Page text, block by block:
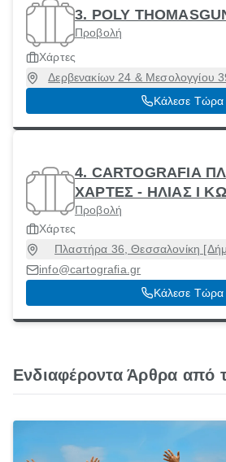
3. POLY
Προβολή
Χάρτες
Δερβενακίων 24 & Μεσολογγίου
Αττική
Κάλεσε Τώρα
4. CARTOGRAFIA
ΧΑΡΤΕΣ - ΗΛΙΑΣ Ι
Προβολή
Χάρτες
Πλαστήρα 36, Θεσσαλονίκη
info@cartografia.gr
Κάλεσε Τώρα
Ενδιαφέροντα Άρθρα από